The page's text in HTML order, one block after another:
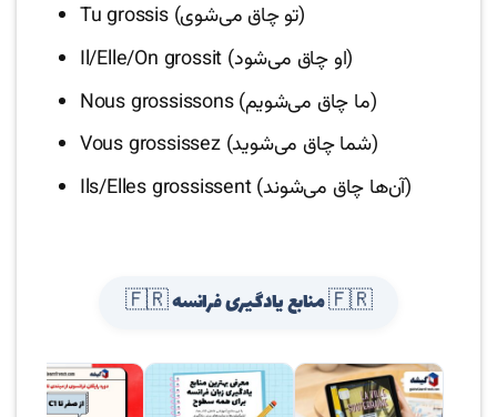
Tu grossis (تو چاق می‌شوی)
Il/Elle/On grossit (او چاق می‌شود)
Nous grossissons (ما چاق می‌شویم)
Vous grossissez (شما چاق می‌شوید)
Ils/Elles grossissent (آن‌ها چاق می‌شوند)
🇫🇷 منابع یادگیری فرانسه 🇫🇷